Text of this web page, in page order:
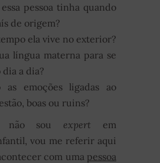
pessoa tinha quando
de origem?
ela vive no exterior?
língua materna para se
a dia?
as emoções ligadas ao
boas ou ruins?
não sou expert em
vou me referir aqui
com uma pessoa